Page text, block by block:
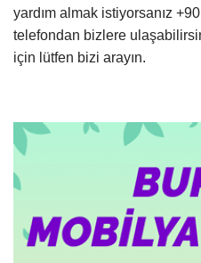
yardım almak istiyorsanız
telefondan bizlere
için lütfen bizi arayın.